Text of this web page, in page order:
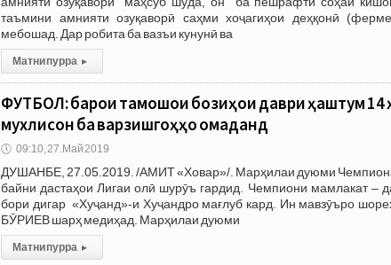
таъмини амнияти озуқаворӣ саҳми хоҷагиҳои деҳқонӣ
мебошад. Дар робита ба вазъи кунунӣ ва
Матни пурра ▸
ФУТБОЛ: барои тамошои бозиҳои даври ҳаштум 14
мухлисон ба варзишгоҳҳо омаданд
🕔 09:10, 27.Май 2019
ДУШАНБЕ, 27.05.2019. /АМИТ «Ховар»/. Марҳилаи дуюми
байни дастаҳои Лигаи олӣ шурӯъ гардид. Чемпиони мамлакат –
бори дигар «Хуҷанд»-и Хуҷандро мағлуб кард. Ин мавзӯъро
БӮРИЕВ шарҳ медиҳад. Марҳилаи дуюми
Матни пурра ▸